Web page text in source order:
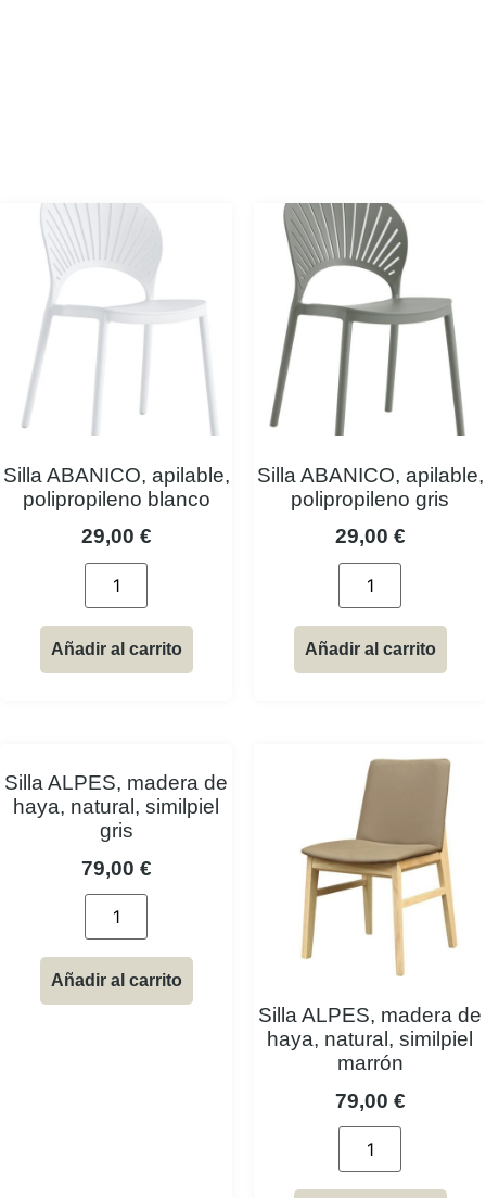
Silla ABANICO, apilable,
polipropileno blanco
29,00 €
Añadir al carrito
Silla ABANICO, apilable,
polipropileno gris
29,00 €
Añadir al carrito
Silla ALPES, madera de
haya, natural, similpiel
gris
79,00 €
Añadir al carrito
Silla ALPES, madera de
haya, natural, similpiel
marrón
79,00 €